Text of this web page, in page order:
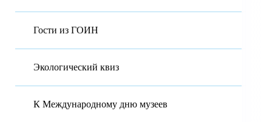
Гости из ГОИН
Экологический квиз
К Международному дню музеев